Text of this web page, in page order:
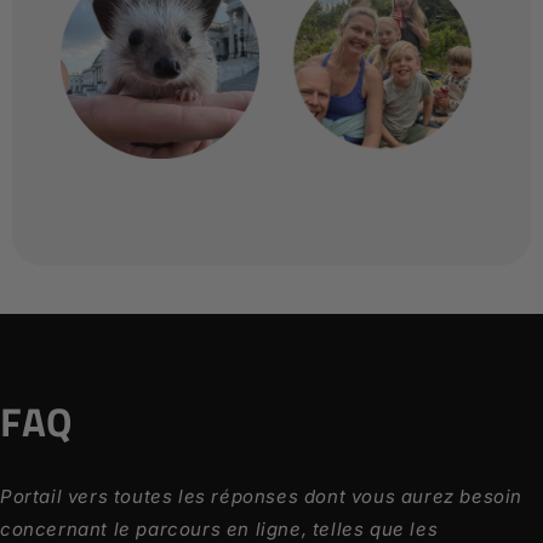
FAQ
Portail vers toutes les réponses dont vous aurez besoin
concernant le parcours en ligne, telles que les